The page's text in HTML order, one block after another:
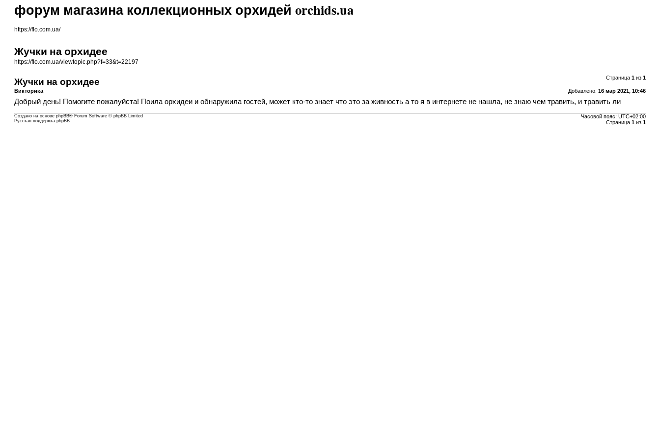
форум магазина коллекционных орхидей orchids.ua
https://flo.com.ua/
Жучки на орхидее
https://flo.com.ua/viewtopic.php?f=33&t=22197
Страница 1из 1
Жучки на орхидее
Добавлено: 16 мар 2021, 10:46
Викторика
Добрый день! Помогите пожалуйста! Поила орхидеи и обнаружила гостей, может кто-то знает что это за живность а то я в интернете не нашла, не знаю чем травить, и травить ли
Часовой пояс: UTC+02:00
Страница 1из 1
Создано на основеphpBB® Forum Software © phpBB Limited
Русская поддержка phpBB